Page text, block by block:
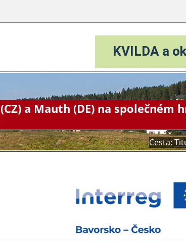
KVILDA a
a Mauth (DE) na společném
Cesta: